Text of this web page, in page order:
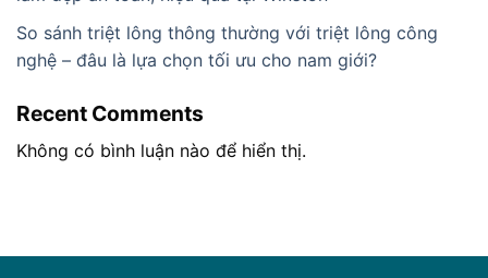
So sánh triệt lông thông thường với triệt lông công
nghệ – đâu là lựa chọn tối ưu cho nam giới?
Recent Comments
Không có bình luận nào để hiển thị.